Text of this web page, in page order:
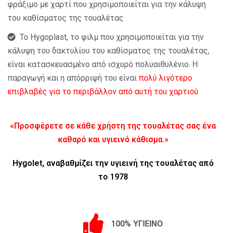
φράξιμο με χαρτί που χρησιμοποιείται για την κάλυψη
του καθίσματος της τουαλέτας
Το Hygoplast, το φιλμ που χρησιμοποιείται για την
κάλυψη του δακτυλίου του καθίσματος της τουαλέτας,
είναι κατασκευασμένο από ισχυρό πολυαιθυλένιο. Η
παραγωγή και η απόρριψή του είναι πολύ λιγότερο
επιβλαβές για το περιβάλλον από αυτή του χαρτιού
«Προσφέρετε σε κάθε χρήστη της τουαλέτας σας ένα
καθαρό και υγιεινό κάθισμα.»
Hygolet, αναβαθμίζει την υγιεινή της τουαλέτας από
το 1978
100% ΥΓΙΕΙΝΟ